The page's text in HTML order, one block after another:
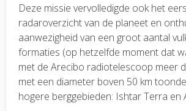
Deze missie vervolledigde ook het
radaroverzicht van de planeet en
aanwezigheid van een groot aantal
formaties (op hetzelfde moment dat
met de Arecibo radiotelescoop meer
met een diameter boven 50 km
hogere berggebieden: Ishtar Terra en